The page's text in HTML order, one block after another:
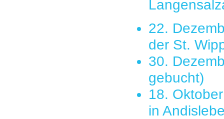
22.
der St.
30.
gebucht)
18.
in